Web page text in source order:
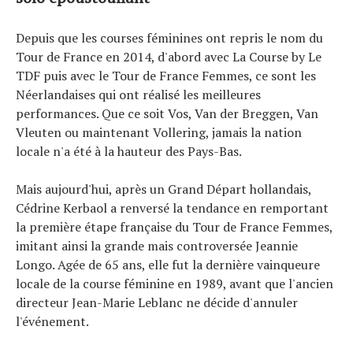
Depuis que les courses féminines ont repris le nom du
Tour de France en 2014, d'abord avec La Course by Le
TDF puis avec le Tour de France Femmes, ce sont les
Néerlandaises qui ont réalisé les meilleures
performances. Que ce soit Vos, Van der Breggen, Van
Vleuten ou maintenant Vollering, jamais la nation
locale n'a été à la hauteur des Pays-Bas.
Mais aujourd'hui, après un Grand Départ hollandais,
Cédrine Kerbaol a renversé la tendance en remportant
la première étape française du Tour de France Femmes,
imitant ainsi la grande mais controversée Jeannie
Longo. Agée de 65 ans, elle fut la dernière vainqueure
locale de la course féminine en 1989, avant que l'ancien
directeur Jean-Marie Leblanc ne décide d'annuler
l'événement.
Actualités
Technologies
Tests de produits
Conseils
Tendances
Tous nos articles
À propos